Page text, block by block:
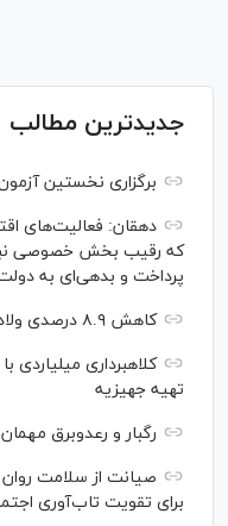
جدیدترین مطالب
برگزاری نخستین
دهقان: فعالیت‌های
که رقیب بخش خصوصی
پرداخت و بدهی‌ای به دولت
کاهش ۸.۹ درصدی ولادت در سال گذشته
کلاهبرداری میلیاردی
تهیه جهیزیه
رگبار و رعدوبرق
صیانت از سلامت روان
برای تقویت تاب‌آوری